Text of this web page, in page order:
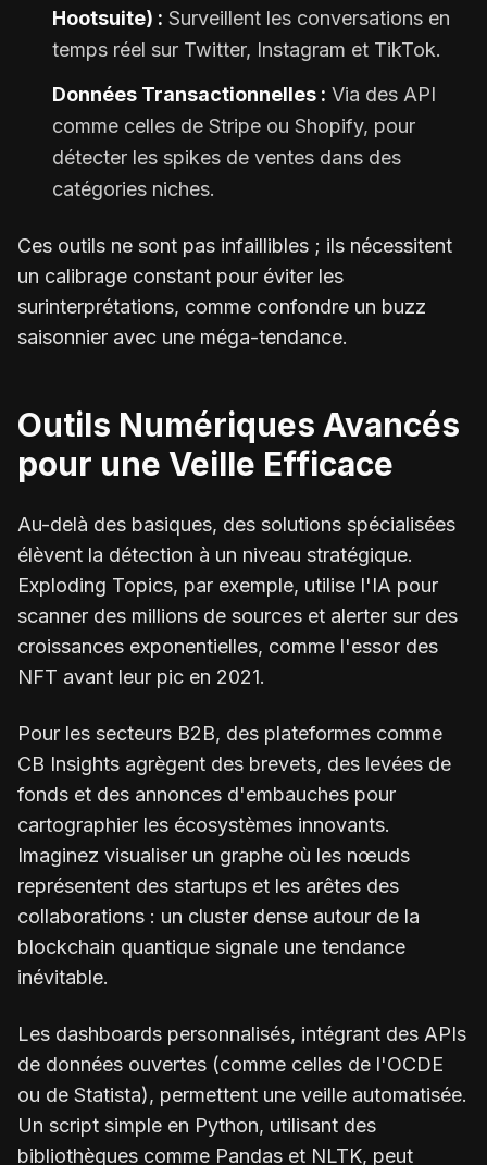
Hootsuite) : Surveillent les conversations en
temps réel sur Twitter, Instagram et TikTok.
Données Transactionnelles : Via des API
comme celles de Stripe ou Shopify, pour
détecter les spikes de ventes dans des
catégories niches.
Ces outils ne sont pas infaillibles ; ils nécessitent
un calibrage constant pour éviter les
surinterprétations, comme confondre un buzz
saisonnier avec une méga-tendance.
Outils Numériques Avancés
pour une Veille Efficace
Au-delà des basiques, des solutions spécialisées
élèvent la détection à un niveau stratégique.
Exploding Topics, par exemple, utilise l'IA pour
scanner des millions de sources et alerter sur des
croissances exponentielles, comme l'essor des
NFT avant leur pic en 2021.
Pour les secteurs B2B, des plateformes comme
CB Insights agrègent des brevets, des levées de
fonds et des annonces d'embauches pour
cartographier les écosystèmes innovants.
Imaginez visualiser un graphe où les nœuds
représentent des startups et les arêtes des
collaborations : un cluster dense autour de la
blockchain quantique signale une tendance
inévitable.
Les dashboards personnalisés, intégrant des APIs
de données ouvertes (comme celles de l'OCDE
ou de Statista), permettent une veille automatisée.
Un script simple en Python, utilisant des
bibliothèques comme Pandas et NLTK, peut